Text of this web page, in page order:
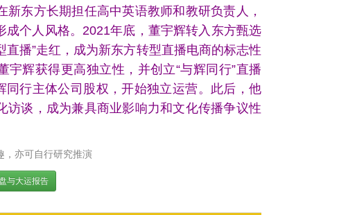
东方长期担任高中英语教师和教研负责人，
个人风格。2021年底，董宇辉转入东方甄选
播”走红，成为新东方转型直播电商的标志性
宇辉获得更高独立性，并创立“与辉同行”直播
行主体公司股权，开始独立运营。此后，他
谈，成为兼具商业影响力和文化传播争议性
，亦可自行研究推演
与大运报告